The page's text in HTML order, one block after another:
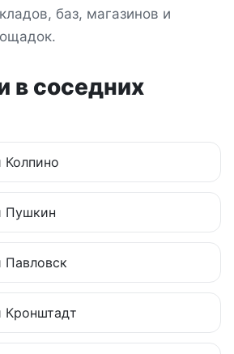
баз, магазинов и
в соседних
Колпино
Пушкин
Павловск
Кронштадт